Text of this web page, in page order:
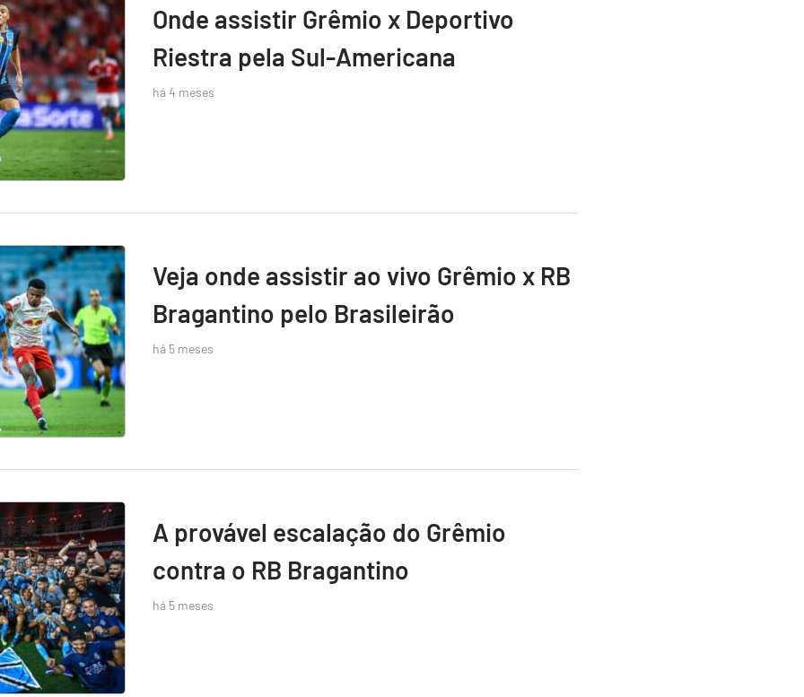
Onde assistir Grêmio x Deportivo
Riestra pela Sul-Americana
há 4 meses
Veja onde assistir ao vivo Grêmio x RB
Bragantino pelo Brasileirão
há 5 meses
A provável escalação do Grêmio
contra o RB Bragantino
há 5 meses